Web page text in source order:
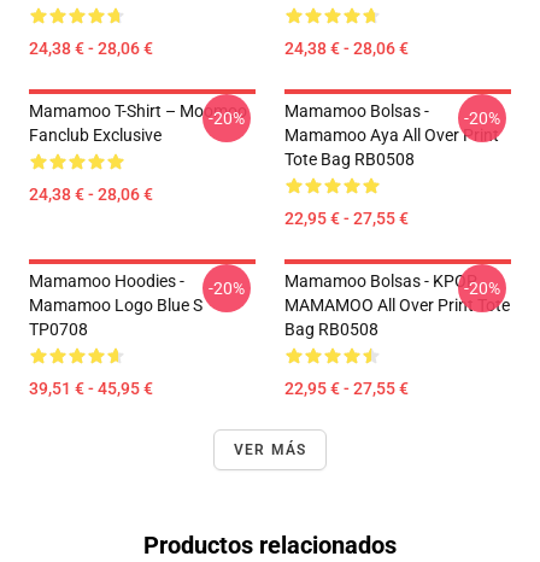
24,38 € - 28,06 € 24,38 € - 28,06 €
Mamamoo T-Shirt – Moomoo
Fanclub Exclusive
24,38 € - 28,06 €
-20%
Mamamoo Bolsas -
Mamamoo Aya All Over Print
Tote Bag RB0508
22,95 € - 27,55 €
-20%
Mamamoo Hoodies -
Mamamoo Logo Blue S
TP0708
39,51 € - 45,95 €
-20%
Mamamoo Bolsas - KPOP
MAMAMOO All Over Print Tote
Bag RB0508
22,95 € - 27,55 €
-20%
VER MÁS
Productos relacionados